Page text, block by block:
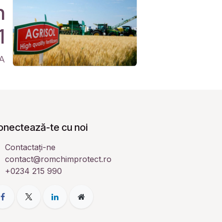
te cu noi
Contactați-ne
contact@romchimprotect.ro
+0234 215 990